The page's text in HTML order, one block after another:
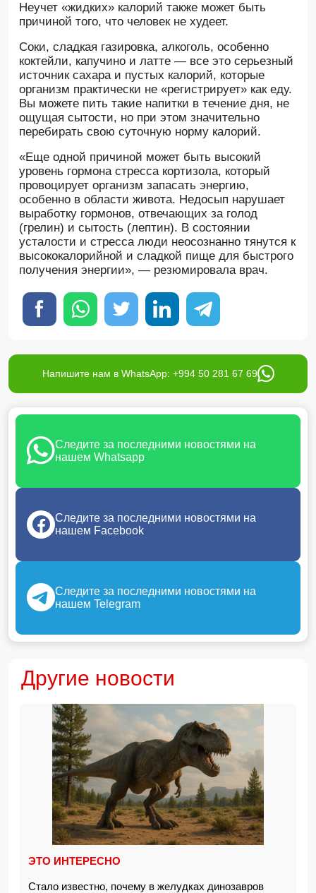
Неучет «жидких» калорий также может быть
причиной того, что человек не худеет.
Соки, сладкая газировка, алкоголь, особенно
коктейли, капучино и латте — все это серьезный
источник сахара и пустых калорий, которые
организм практически не «регистрирует» как еду.
Вы можете пить такие напитки в течение дня, не
ощущая сытости, но при этом значительно
перебирать свою суточную норму калорий.
«Еще одной причиной может быть высокий
уровень гормона стресса кортизола, который
провоцирует организм запасать энергию,
особенно в области живота. Недосып нарушает
выработку гормонов, отвечающих за голод
(грелин) и сытость (лептин). В состоянии
усталости и стресса люди неосознанно тянутся к
высококалорийной и сладкой пище для быстрого
получения энергии», — резюмировала врач.
Напишите нам в WhatsApp: +994 50 281 67 69
Следите за последними новостями на
нашем Whatsapp
Следите за последними новостями на
нашем Facebook
Следите за последними новостями на
нашем Telegram
Другие новости
ЭТО ИНТЕРЕСНО
Стало известно, почему в желудках динозавров